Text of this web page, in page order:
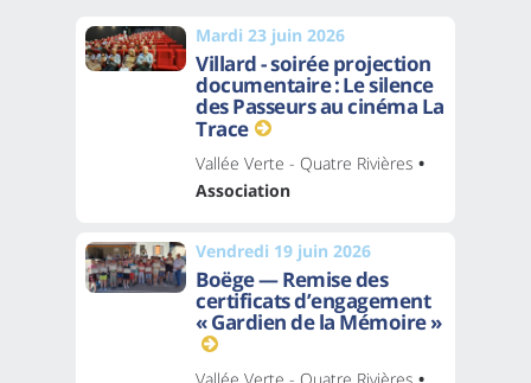
Mardi 23 juin 2026
Villard - soirée projection
documentaire : Le silence
des Passeurs au cinéma La
Trace
Vallée Verte - Quatre Rivières •
Association
Vendredi 19 juin 2026
Boëge — Remise des
certificats d’engagement
« Gardien de la Mémoire »